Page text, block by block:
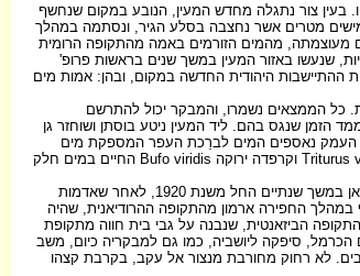
בעין צור נתגלה מחדש המעין, הנובע במקום שנחשף
מטרים אשר נחצבה בסלע הגיר, ונסתמה במהלך
מעוצמתה, מהמים הזורמים באמה מהתקופה הרומית
שנעשו באזור המעין במשך שנים בראשות פרופ'
ההתיישבות היהודית החדשה במקום, ובהן: אמות מים
כל הממצאים נשמרו, והמבקר יכול להתרשם
הזמן שנגס בהם. ליד המעין ניטע בוסתן ושוחזר גן
העמק נאספים המים לברֵכת העפר המספקת מים
לחזירים, לצבאים, לאיילי הכרמל ולשאר בעלי החיים המאכלסים את האזור. הברֵכה משמשת גם מקום חיוּת לדו-חיים כטריטון פסים Triturus vittatus וקרפדה ירוקה Bufo viridis החיים במים חלק
בגבעה שמעל לעין צור נעשו עבודות ניקוי ושימור לשרידי מבנה ערבי הנקרא 'בית חורי', המספר את סיפורו של ניסיון התיישבות יהודי שהיה כאן במשך שנתיים החל משנת 1920, לאחר שאדמות
במהלך החפירה ארמון מהתקופה ההרודיאנית, שהיה
הביזאנטית, שנבנה על גבי בית חווה מתקופת
הכרמל, סיפקה ליושביה, כמו גם למבקריה כיום, משב
לא רחוק מחורבת מנצור אל עקב, בקרבת קצהו